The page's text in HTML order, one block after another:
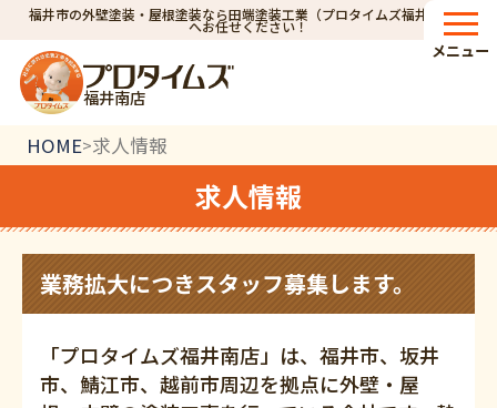
福井市の外壁塗装・屋根塗装なら田端塗装工業（プロタイムズ福井南店）
へお任せください！
福井南店
メニュー
HOME>求人情報
求人情報
業務拡大につきスタッフ募集します。
「プロタイムズ福井南店」は、福井市、坂井
市、鯖江市、越前市周辺を拠点に外壁・屋